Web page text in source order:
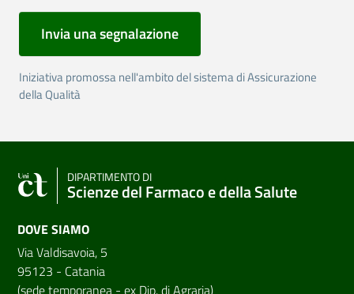
Invia una segnalazione
Iniziativa promossa nell'ambito del sistema di Assicurazione
della Qualità
DIPARTIMENTO DI
Scienze del Farmaco e della Salute
DOVE SIAMO
Via Valdisavoia, 5
95123 - Catania
(sede temporanea - ex Dip. di Agraria)